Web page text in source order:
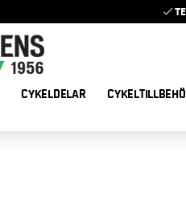
CYKELDELAR